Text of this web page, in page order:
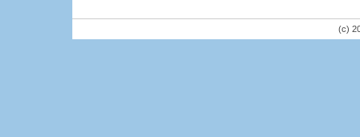
(c)